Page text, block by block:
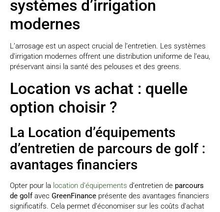
systèmes d’irrigation
modernes
L’arrosage est un aspect crucial de l’entretien. Les systèmes
d’irrigation modernes offrent une distribution uniforme de l’eau,
préservant ainsi la santé des pelouses et des greens.
Location vs achat : quelle
option choisir ?
La Location d’équipements
d’entretien de parcours de golf :
avantages financiers
Opter pour la location d’équipements d’entretien de parcours
de golfavec GreenFinance présente des avantages financiers
significatifs. Cela permet d’économiser sur les coûts d’achat